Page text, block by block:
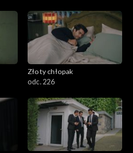
Złoty chłopak
odc. 226